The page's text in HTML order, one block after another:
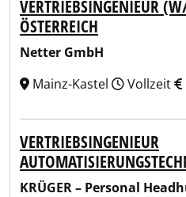
VERTRIEBSINGENIEUR
ÖSTERREICH
Netter GmbH
Mainz-Kastel
Vollzeit
VERTRIEBSINGENIEUR
KRÜGER – Personal